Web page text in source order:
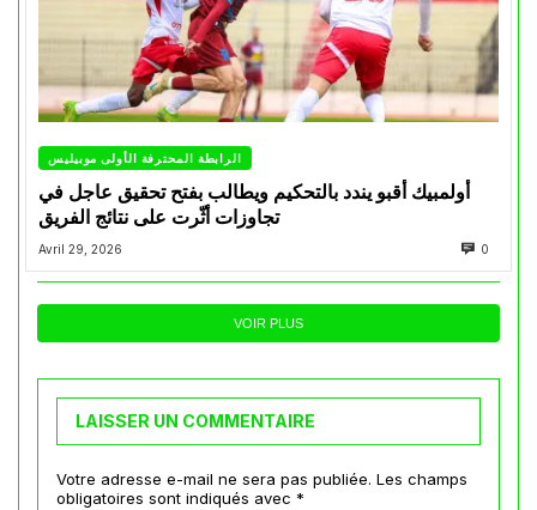
الرابطة المحترفة الأولى موبيليس
أولمبيك أقبو يندد بالتحكيم ويطالب بفتح تحقيق عاجل في
تجاوزات أثّرت على نتائج الفريق
Avril 29, 2026 0
VOIR PLUS
LAISSER UN COMMENTAIRE
Votre adresse e-mail ne sera pas publiée. Les champs
obligatoires sont indiqués avec *